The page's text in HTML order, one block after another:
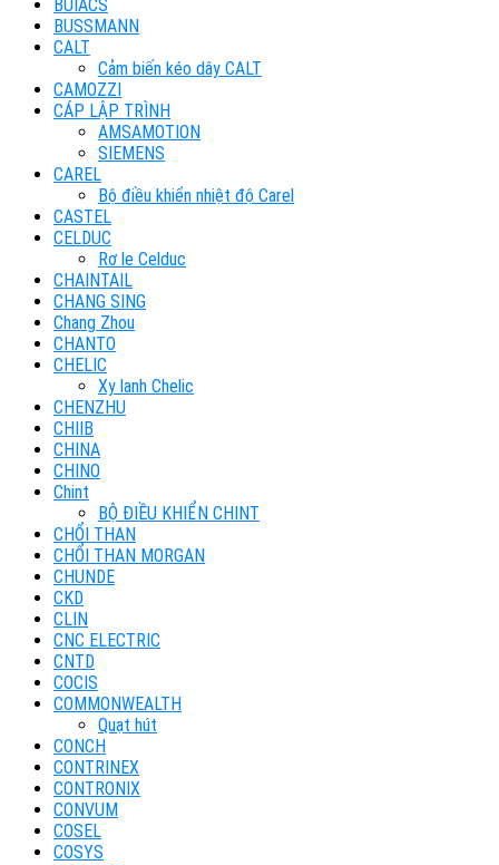
BUIACS
BUSSMANN
CALT
Cảm biến kéo dây CALT
CAMOZZI
CÁP LẬP TRÌNH
AMSAMOTION
SIEMENS
CAREL
Bộ điều khiển nhiệt độ Carel
CASTEL
CELDUC
Rơ le Celduc
CHAINTAIL
CHANG SING
Chang Zhou
CHANTO
CHELIC
Xy lanh Chelic
CHENZHU
CHIIB
CHINA
CHINO
Chint
BỘ ĐIỀU KHIỂN CHINT
CHỔI THAN
CHỔI THAN MORGAN
CHUNDE
CKD
CLIN
CNC ELECTRIC
CNTD
COCIS
COMMONWEALTH
Quạt hút
CONCH
CONTRINEX
CONTRONIX
CONVUM
COSEL
COSYS